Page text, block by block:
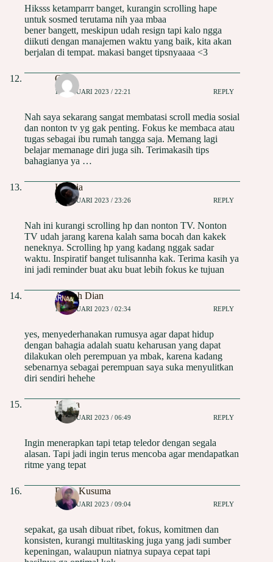
Hiksss ketamparrr banget, kurangin scrolling hape
untuk sosmed terutama nih yaa mbaa
bener bangett, meskipun udah resign tapi kalo ngga
diikuti dengan manajemen waktu yang baik, kita akan
berjalan di tempat. makasi banget tipsnyaaaa <3
Okti
17 JANUARI 2023 / 22:21 REPLY
Nah saya sekarang sangat membatasi scroll media sosial
dan nonton tv yg gak penting. Fokus ke membaca atau
tugas sebagai ibu rumah tangga saja. Memang lagi
belajar memanage diri juga sih. Terimakasih tips
bahagianya ya …
Kennia
17 JANUARI 2023 / 23:26 REPLY
Nah ini kurangi scrolling hp dan nonton TV. Nonton
TV udah jarang karena kalah sama bocah dan kakek
neneknya. Scrolling hp yang kadang nggak sadar
waktu. Inspiratif banget tulisannha kak. Terima kasih ya
ini jadi reminder buat aku buat lebih fokus ke tujuan
Aisyah Dian
18 JANUARI 2023 / 02:34 REPLY
yes, menyederhanakan rumusya agar dapat hidup
dengan bahagia adalah suatu keharusan yang dapat
dilakukan oleh perempuan ya mbak, karena kadang
sebenarnya sebagai perempuan saya suka menyulitkan
diri sendiri hehehe
Juwita
18 JANUARI 2023 / 06:49 REPLY
Ingin menerapkan tapi tetap teledor dengan segala
alasan. Tapi jadi ingin terus mencoba agar mendapatkan
ritme yang tepat
Dyah Kusuma
18 JANUARI 2023 / 09:04 REPLY
sepakat, ga usah dibuat ribet, fokus, komitmen dan
konsisten, kurangi multitasking juga yang jadi sumber
kepeningan, walaupun niatnya supaya cepat tapi